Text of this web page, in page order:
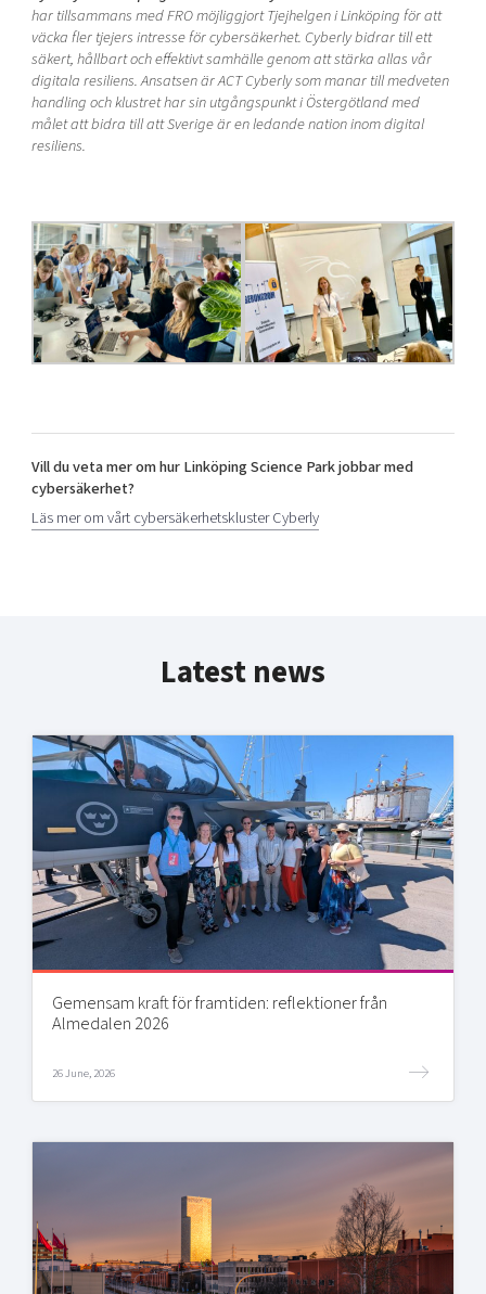
har tillsammans med FRO möjliggjort Tjejhelgen i Linköping för att
väcka fler tjejers intresse för cybersäkerhet. Cyberly bidrar till ett
säkert, hållbart och effektivt samhälle genom att stärka allas vår
digitala resiliens. Ansatsen är ACT Cyberly som manar till medveten
handling och klustret har sin utgångspunkt i Östergötland med
målet att bidra till att Sverige är en ledande nation inom digital
resiliens.
Vill du veta mer om hur Linköping Science Park jobbar med
cybersäkerhet?
Läs mer om vårt cybersäkerhetskluster Cyberly
Latest news
Gemensam kraft för framtiden: reflektioner från
Almedalen 2026
26 June, 2026